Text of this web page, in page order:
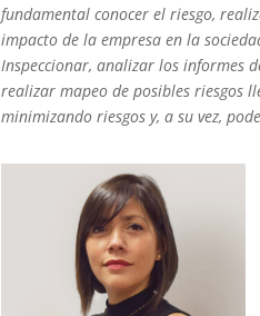
fundamental conocer el riesgo,
impacto de la empresa en la
Inspeccionar, analizar los informes
realizar mapeo de posibles riesgos
minimizando riesgos y, a su vez,